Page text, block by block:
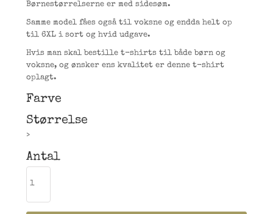
Børnestørrelserne er med sidesøm.
Samme model fåes også til voksne og endda helt op
til 6XL i sort og hvid udgave.
Hvis man skal bestille t-shirts til både børn og
voksne, og ønsker ens kvalitet er denne t-shirt
oplagt.
Farve
Størrelse
>
Antal